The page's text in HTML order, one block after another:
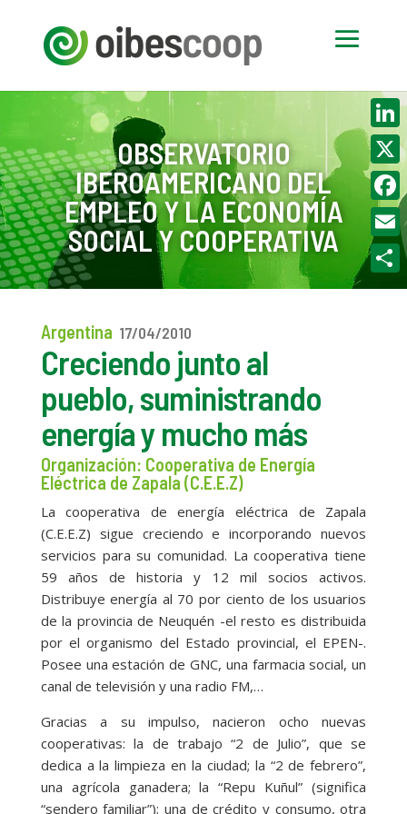
OBSERVATORIO
IBEROAMERICANO DEL
EMPLEO Y LA ECONOMÍA
SOCIAL Y COOPERATIVA
Argentina 17/04/2010
Creciendo junto al
pueblo, suministrando
energía y mucho más
Organización: Cooperativa de Energía
Eléctrica de Zapala (C.E.E.Z)
La cooperativa de energía eléctrica de Zapala
(C.E.E.Z) sigue creciendo e incorporando nuevos
servicios para su comunidad. La cooperativa tiene
59 años de historia y 12 mil socios activos.
Distribuye energía al 70 por ciento de los usuarios
de la provincia de Neuquén -el resto es distribuida
por el organismo del Estado provincial, el EPEN-.
Posee una estación de GNC, una farmacia social, un
canal de televisión y una radio FM,…
Gracias a su impulso, nacieron ocho nuevas
cooperativas: la de trabajo “2 de Julio”, que se
dedica a la limpieza en la ciudad; la “2 de febrero”,
una agrícola ganadera; la “Repu Kuñul” (significa
“sendero familiar”); una de crédito y consumo, otra
X
Email